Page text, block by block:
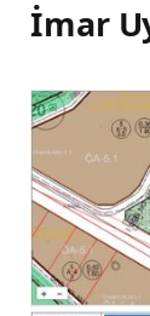
İmar